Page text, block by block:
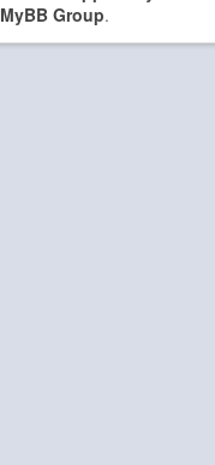
MyBB Group.